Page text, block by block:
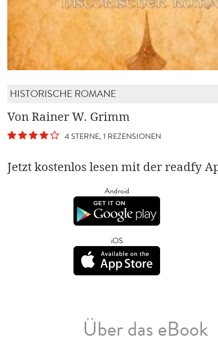
HISTORISCHE ROMANE
Von Rainer W. Grimm
4 STERNE, 1 REZENSIONEN
Jetzt kostenlos lesen mit der readfy
Android
iOS
Über das eBook